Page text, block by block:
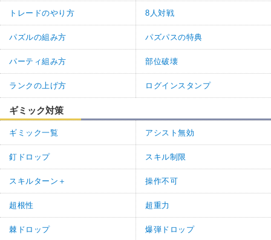
トレードのやり方 8人対戦
パズルの組み方 パズパスの特典
パーティ組み方 部位破壊
ランクの上げ方 ログインスタンプ
ギミック対策
ギミック一覧 アシスト無効
釘ドロップ スキル制限
スキルターン＋ 操作不可
超根性 超重力
棘ドロップ 爆弾ドロップ